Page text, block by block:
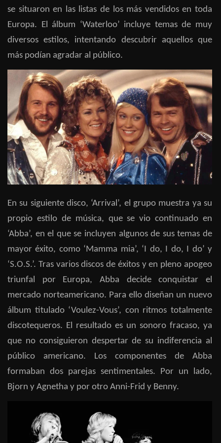
se situaron en las listas de los más vendidos en toda
Europa. El álbum ‘Waterloo’ incluye temas de muy
diversos estilos, intentando descubrir aquellos que
más podían agradar al público.
En su siguiente disco, ‘Arrival’, el grupo muestra ya su
propio estilo de música, que se vio continuado en
‘Abba’, en el que se incluyen algunos de sus temas de
mayor éxito, como ‘Mamma mia’, ‘I do, I do, I do’ y
‘S.O.S.’. Tras varios discos de éxitos y en pleno apogeo
triunfal por Europa, Abba decide conquistar el
mercado norteamericano. Para ello diseñan un nuevo
álbum titulado ‘Voulez-Vous’, con ritmos totalmente
discotequeros. El resultado es un sonoro fracaso, ya
que no consiguieron despertar de su indiferencia al
público americano. Los componentes de Abba
formaban dos parejas sentimentales. Por un lado,
Bjorn y Agnetha y por otro Anni-Frid y Benny.